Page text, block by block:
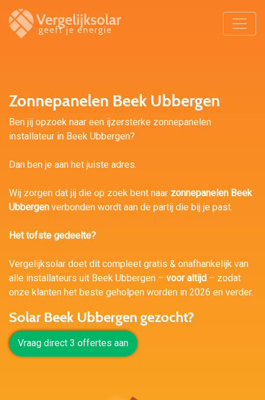
Zonnepanelen Beek Ubbergen
Ben jij opzoek naar een ijzersterke zonnepanelen
installateur in Beek Ubbergen?
Dan ben je aan het juiste adres.
Wij zorgen dat jij die op zoek bent naar zonnepanelen Beek
Ubbergen verbonden wordt aan de partij die bij je past.
Het tofste gedeelte?
Vergelijksolar doet dit compleet gratis & onafhankelijk van
alle installateurs uit Beek Ubbergen – voor altijd – zodat
onze klanten het beste geholpen worden in 2026 en verder.
Solar Beek Ubbergen gezocht?
Vraag direct 3 offertes aan